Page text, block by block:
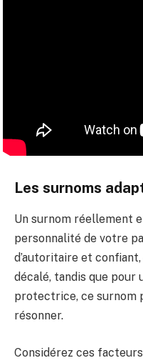
Les surnoms
Un surnom réellement
personnalité de votre
d’autoritaire et
décalé, tandis que pour
protectrice, ce surnom
résonner.
Considérez ces